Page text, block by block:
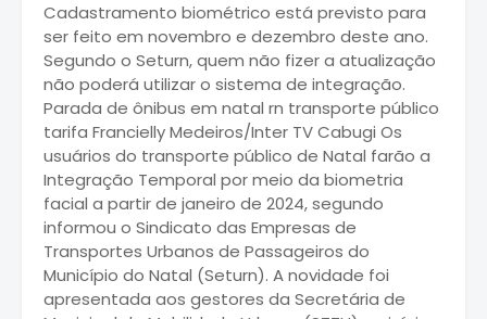
Cadastramento biométrico está previsto para
ser feito em novembro e dezembro deste ano.
Segundo o Seturn, quem não fizer a atualização
não poderá utilizar o sistema de integração.
Parada de ônibus em natal rn transporte público
tarifa Francielly Medeiros/Inter TV Cabugi Os
usuários do transporte público de Natal farão a
Integração Temporal por meio da biometria
facial a partir de janeiro de 2024, segundo
informou o Sindicato das Empresas de
Transportes Urbanos de Passageiros do
Município do Natal (Seturn). A novidade foi
apresentada aos gestores da Secretária de